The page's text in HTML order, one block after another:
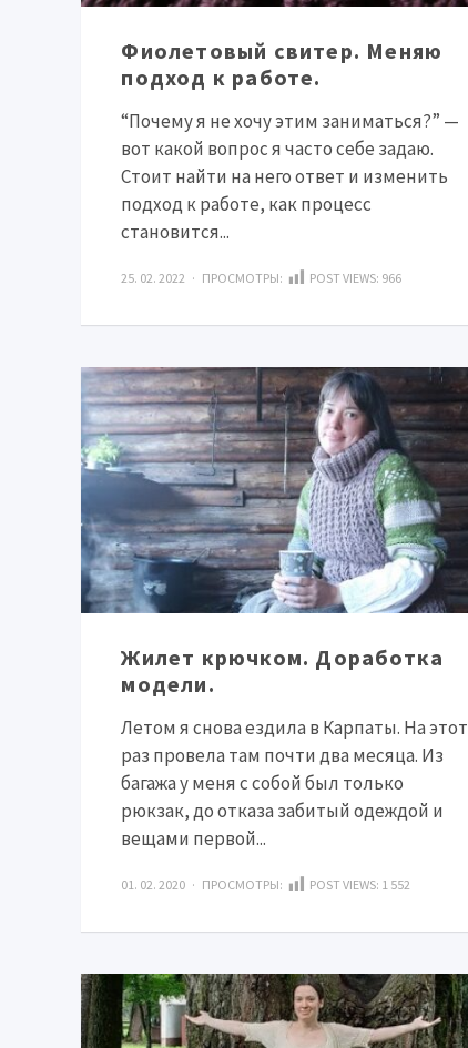
Фиолетовый свитер. Меняю
подход к работе.
“Почему я не хочу этим заниматься?” —
вот какой вопрос я часто себе задаю.
Стоит найти на него ответ и изменить
подход к работе, как процесс
становится...
25. 02. 2022 · ПРОСМОТРЫ: POST VIEWS: 966
Жилет крючком. Доработка
модели.
Летом я снова ездила в Карпаты. На этот
раз провела там почти два месяца. Из
багажа у меня с собой был только
рюкзак, до отказа забитый одеждой и
вещами первой...
01. 02. 2020 · ПРОСМОТРЫ: POST VIEWS: 1 552